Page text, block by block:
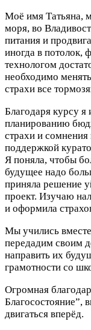
Моё имя Татьяна,
моря, во
питания и
иногда в потолок,
технологом
необходимо
страхи все
Благодаря курсу
планированию
страхи и
поддержкой
Я поняла, чтобы
будущее надо
приняла решение
проект. Изучаю
и оформила
Мы учились
передадим своим
направить их
грамотности со
Огромная
Благосостояние”,
двигаться вперёд.